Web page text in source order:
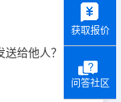
给他人？
获取报价
问答社区